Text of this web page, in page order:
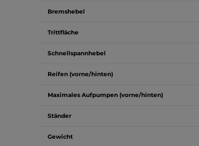
Bremshebel
Trittfläche
Schnellspannhebel
Reifen (vorne/hinten)
Maximales Aufpumpen (vorne/hinten)
Ständer
Gewicht